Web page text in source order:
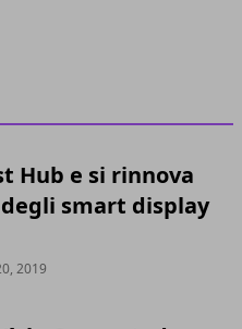
Hub e si rinnova
smart display
2019